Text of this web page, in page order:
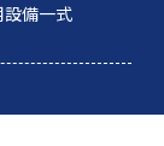
備一式